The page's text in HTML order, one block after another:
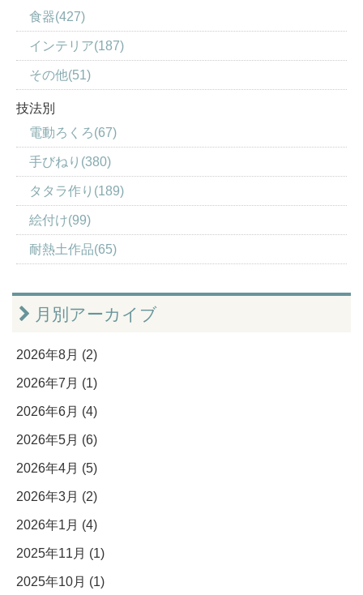
食器(427)
インテリア(187)
その他(51)
技法別
電動ろくろ(67)
手びねり(380)
タタラ作り(189)
絵付け(99)
耐熱土作品(65)
月別アーカイブ
2026年8月 (2)
2026年7月 (1)
2026年6月 (4)
2026年5月 (6)
2026年4月 (5)
2026年3月 (2)
2026年1月 (4)
2025年11月 (1)
2025年10月 (1)